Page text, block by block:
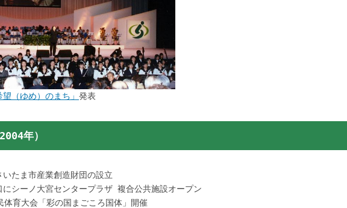
望（ゆめ）のまち」 発表
年）
いたま市産業創造財団の設立
にシーノ大宮センタープラザ 複合公共施設オープン
体育大会「彩の国まごころ国体」開催